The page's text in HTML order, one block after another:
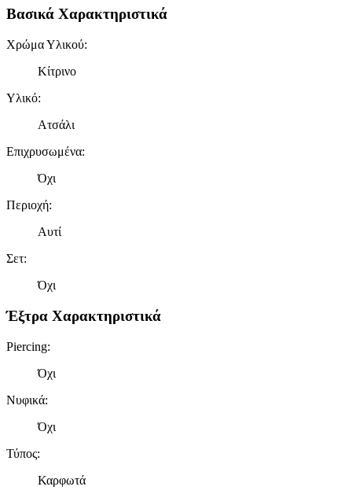
Βασικά Χαρακτηριστικά
Χρώμα Υλικού:
Κίτρινο
Υλικό:
Ατσάλι
Επιχρυσωμένα:
Όχι
Περιοχή:
Αυτί
Σετ:
Όχι
Έξτρα Χαρακτηριστικά
Piercing:
Όχι
Νυφικά:
Όχι
Τύπος:
Καρφωτά